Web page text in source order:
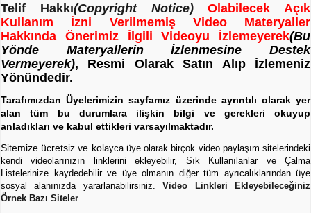
Telif Hakkı(Copyright Notice)
Olabilecek Açık
Kullanım İzni Verilmemiş Video Materyaller
Hakkında Önerimiz İlgili Videoyu İzlemeyerek(Bu
Yönde Materyallerin İzlenmesine Destek
Vermeyerek), Resmi Olarak Satın Alıp İzlemeniz
Yönündedir.
Tarafımızdan Üyelerimizin sayfamız üzerinde ayrıntılı olarak yer
alan tüm bu durumlara ilişkin bilgi ve gerekleri okuyup
anladıkları ve kabul ettikleri varsayılmaktadır.
Sitemize ücretsiz ve kolayca üye olarak birçok video paylaşım sitelerindeki
kendi videolarınızın linklerini ekleyebilir, Sık Kullanılanlar ve Çalma
Listelerinize kaydedebilir ve üye olmanın diğer tüm ayrıcalıklarından üye
sosyal alanınızda yararlanabilirsiniz.Video Linkleri Ekleyebileceğiniz
Örnek Bazı Siteler